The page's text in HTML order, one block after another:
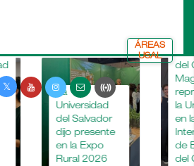
ÁREAS
USAL
Universidad
dijo presente
en la Expo
La Dra. María
del Carmen
Magaz
representó a
la Universidad
en la “Bienal
Internacional
de Esculturas
del Chaco”